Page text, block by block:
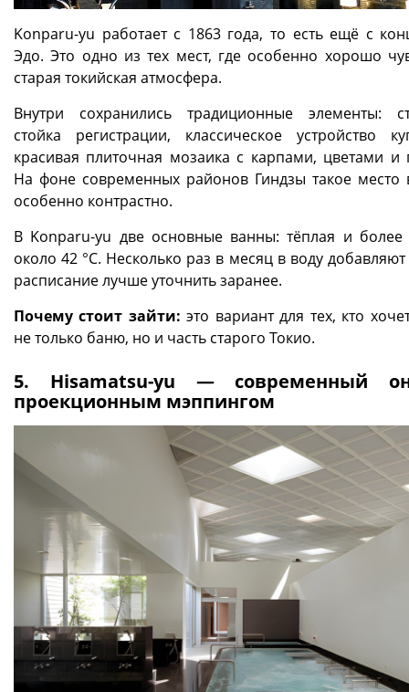
Konparu-yu работает с 1863 года, то есть ещё с
Эдо. Это одно из тех мест, где особенно хорошо
старая токийская атмосфера.
Внутри сохранились традиционные элементы:
стойка регистрации, классическое устройство
красивая плиточная мозаика с карпами, цветами и
На фоне современных районов Гиндзы такое место
особенно контрастно.
В Konparu-yu две основные ванны: тёплая и более
около 42 °C. Несколько раз в месяц в воду
расписание лучше уточнить заранее.
Почему стоит зайти: это вариант для тех, кто
не только баню, но и часть старого Токио.
5. Hisamatsu-yu — современный
проекционным мэппингом